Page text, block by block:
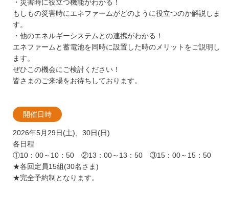
・災害時に役立つ機能がわかる！
もしもの災害時にエネファームがどのように役立つのか解説しま
す。
・他のエネルギーシステムとの連携がわかる！
エネファームと蓄電池を同時に設置した時のメリットをご説明し
ます。
ぜひこの機会にご検討ください！
皆さまのご来場をお待ちしております。
開催日時
2026年5月29日(土)、30日(日)
各日程
①10：00～10：50 ②13：00～13：50 ③15：00～15：50
★各回定員15組(30名さま)
★完全予約制となります。